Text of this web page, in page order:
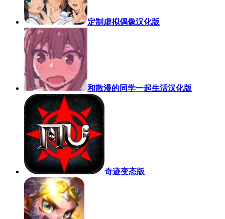
定制虚拟偶像汉化版
和散漫的同学一起生活汉化版
奇迹变态版